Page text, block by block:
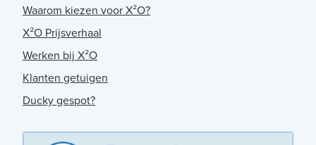
Waarom kiezen voor X²O?
X²O Prijsverhaal
Werken bij X²O
Klanten getuigen
Ducky gespot?